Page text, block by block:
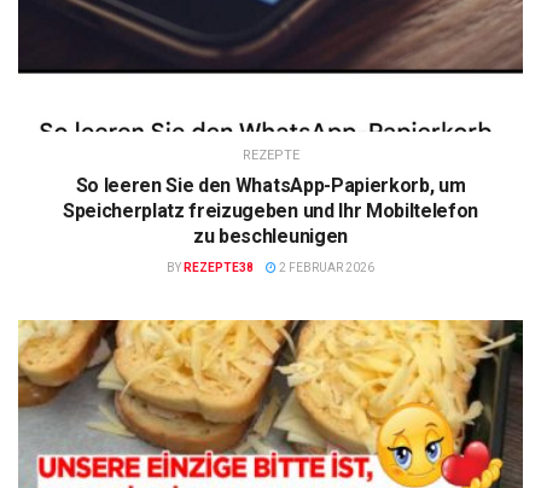
REZEPTE
So leeren Sie den WhatsApp-Papierkorb, um
Speicherplatz freizugeben und Ihr Mobiltelefon
zu beschleunigen
BY REZEPTE38 2 FEBRUAR 2026